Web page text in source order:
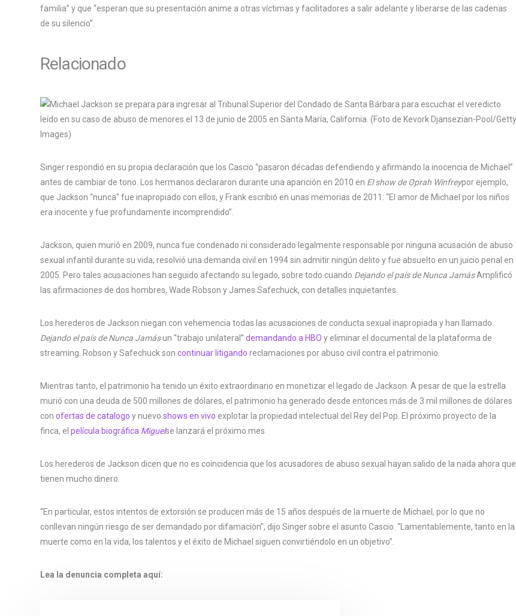
familia” y que “esperan que su presentación anime a otras víctimas y facilitadores a salir adelante y liberarse de las cadenas
de su silencio”.
Relacionado
Singer respondió en su propia declaración que los Cascio “pasaron décadas defendiendo y afirmando la inocencia de Michael”
antes de cambiar de tono. Los hermanos declararon durante una aparición en 2010 en El show de Oprah Winfreypor ejemplo,
que Jackson “nunca” fue inapropiado con ellos, y Frank escribió en unas memorias de 2011: “El amor de Michael por los niños
era inocente y fue profundamente incomprendido”.
Jackson, quien murió en 2009, nunca fue condenado ni considerado legalmente responsable por ninguna acusación de abuso
sexual infantil durante su vida; resolvió una demanda civil en 1994 sin admitir ningún delito y fue absuelto en un juicio penal en
2005. Pero tales acusaciones han seguido afectando su legado, sobre todo cuando Dejando el país de Nunca JamásAmplificó
las afirmaciones de dos hombres, Wade Robson y James Safechuck, con detalles inquietantes.
Los herederos de Jackson niegan con vehemencia todas las acusaciones de conducta sexual inapropiada y han llamado
Dejando el país de Nunca Jamásun “trabajo unilateral” demandando a HBO y eliminar el documental de la plataforma de
streaming. Robson y Safechuck son continuar litigando reclamaciones por abuso civil contra el patrimonio.
Mientras tanto, el patrimonio ha tenido un éxito extraordinario en monetizar el legado de Jackson. A pesar de que la estrella
murió con una deuda de 500 millones de dólares, el patrimonio ha generado desde entonces más de 3 mil millones de dólares
con ofertas de catalogo y nuevo shows en vivo explotar la propiedad intelectual del Rey del Pop. El próximo proyecto de la
finca, el película biográfica Miguelse lanzará el próximo mes.
Los herederos de Jackson dicen que no es coincidencia que los acusadores de abuso sexual hayan salido de la nada ahora que
tienen mucho dinero.
“En particular, estos intentos de extorsión se producen más de 15 años después de la muerte de Michael, por lo que no
conllevan ningún riesgo de ser demandado por difamación”, dijo Singer sobre el asunto Cascio. “Lamentablemente, tanto en la
muerte como en la vida, los talentos y el éxito de Michael siguen convirtiéndolo en un objetivo”.
Lea la denuncia completa aquí: